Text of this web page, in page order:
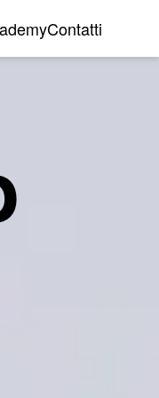
Contatti